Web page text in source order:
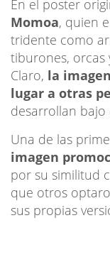
En el poster
Momoa, quien
tridente como
tiburones, orcas
Claro, la
lugar a otras
desarrollan bajo
Una de las
imagen
por su similitud
que otros
sus propias